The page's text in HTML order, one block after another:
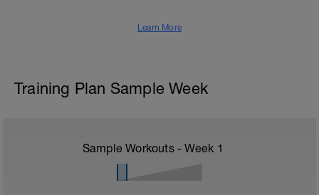
Learn More
Training Plan Sample Week
Sample Workouts - Week 1